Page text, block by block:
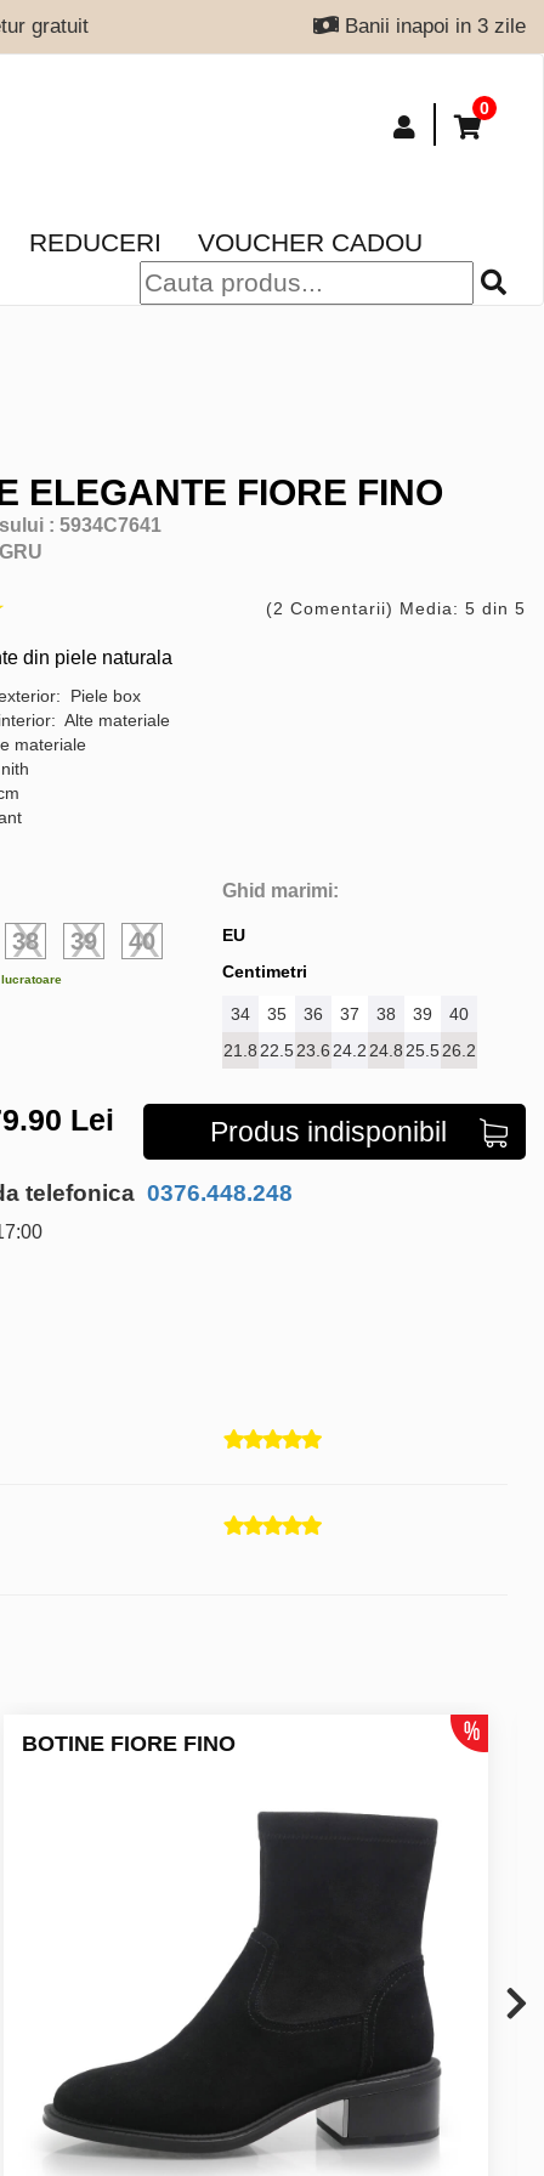
gratuit Banii inapoi in 3 zile
0
REDUCERI VOUCHER CADOU
ELEGANTE FIORE FINO
: 5934C7641
(2 Comentarii) Media: 5 din 5
din piele naturala
Piele box
Alte materiale
materiale
38 39 40
Ghid marimi:
EU
Centimetri
34 35 36 37 38 39
40
21.8 22.523.6 24.2 24.8 25.526.2
Lei Produs indisponibil
telefonica 0376.448.248
BOTINE FIORE FINO